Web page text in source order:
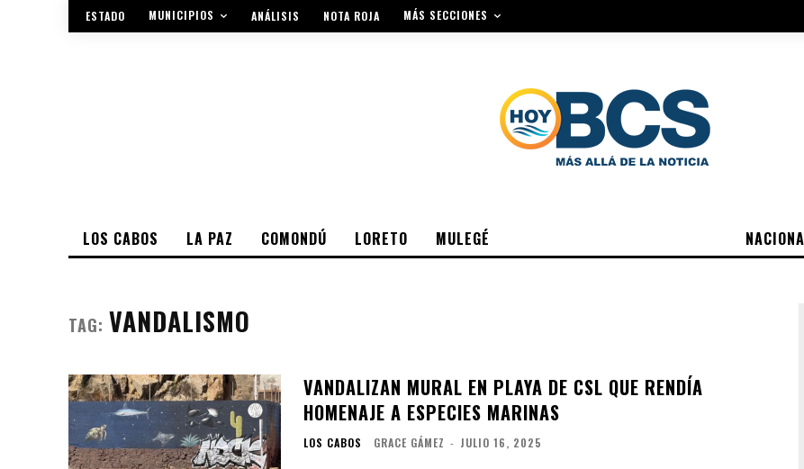
ESTADO MUNICIPIOS ANÁLISIS NOTA ROJA MÁS SECCIONES
LOS CABOS LA PAZ COMONDÚ LORETO MULEGÉ
TAG: VANDALISMO
VANDALIZAN MURAL EN PLAYA DE CSL QUE RENDÍA
HOMENAJE A ESPECIES MARINAS
LOS CABOS GRACE GÁMEZ - JULIO 16, 2025